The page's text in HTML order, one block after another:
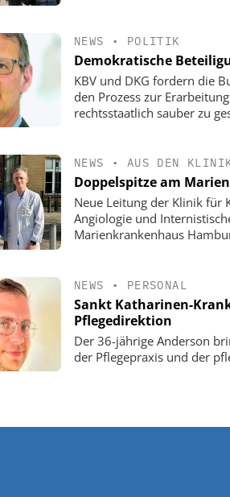
NEWS • POLITIK
Demokratische
KBV und DKG fordern die
den Prozess zur
rechtsstaatlich sauber zu
NEWS • AUS DEN
Doppelspitze am
Neue Leitung der Klinik für
Angiologie und
Marienkrankenhaus
NEWS • PERSONAL
Sankt Katharinen-
Pflegedirektion
Der 36-jährige Anderson
der Pflegepraxis und der